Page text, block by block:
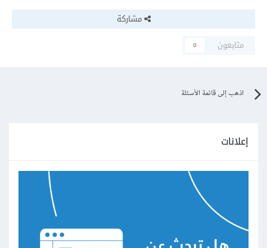
مشاركة
متابعون
0
اذهب إلى قائمة الأسئلة
إعلانات